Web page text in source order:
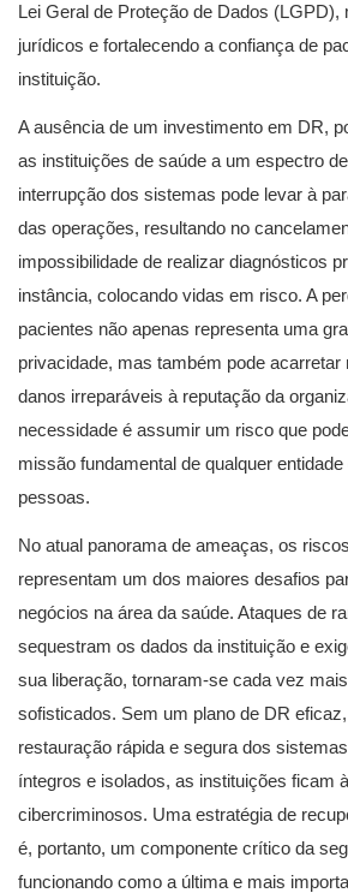
Lei Geral de Proteção de Dados (LGPD),
jurídicos e fortalecendo a confiança de
instituição.
A ausência de um investimento em DR,
as instituições de saúde a um espectro
interrupção dos sistemas pode levar à
das operações, resultando no
impossibilidade de realizar diagnósticos
instância, colocando vidas em risco. A
pacientes não apenas representa uma
privacidade, mas também pode
danos irreparáveis à reputação da
necessidade é assumir um risco que
missão fundamental de qualquer
pessoas.
No atual panorama de ameaças, os
representam um dos maiores desafios
negócios na área da saúde. Ataques de
sequestram os dados da instituição e
sua liberação, tornaram-se cada vez
sofisticados. Sem um plano de DR
restauração rápida e segura dos
íntegros e isolados, as instituições ficam
cibercriminosos. Uma estratégia de
é, portanto, um componente crítico da
funcionando como a última e mais